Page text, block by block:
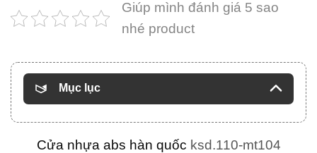
Giúp mình đánh giá 5 sao
nhé product
Mục lục
Cửa nhựa abs hàn quốc ksd.110-mt104